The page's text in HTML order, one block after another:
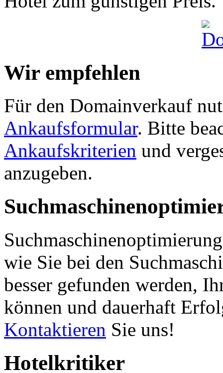
Wir empfehlen
Für den Domainverkauf
Ankaufsformular. Bitte
Ankaufskriterien und
anzugeben.
wie Sie bei den
besser gefunden werden,
können und dauerhaft
Kontaktieren Sie uns!
Hotelkritiker